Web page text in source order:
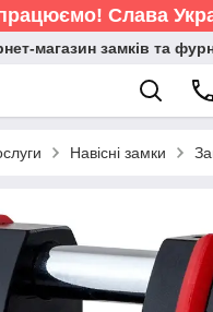
Слава
магазин замків та
Навісні замки